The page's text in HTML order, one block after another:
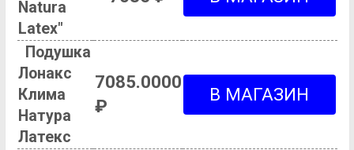
Natura
Latex"
Подушка
Лонакс
Клима
Натура
Латекс
7085.0000
₽